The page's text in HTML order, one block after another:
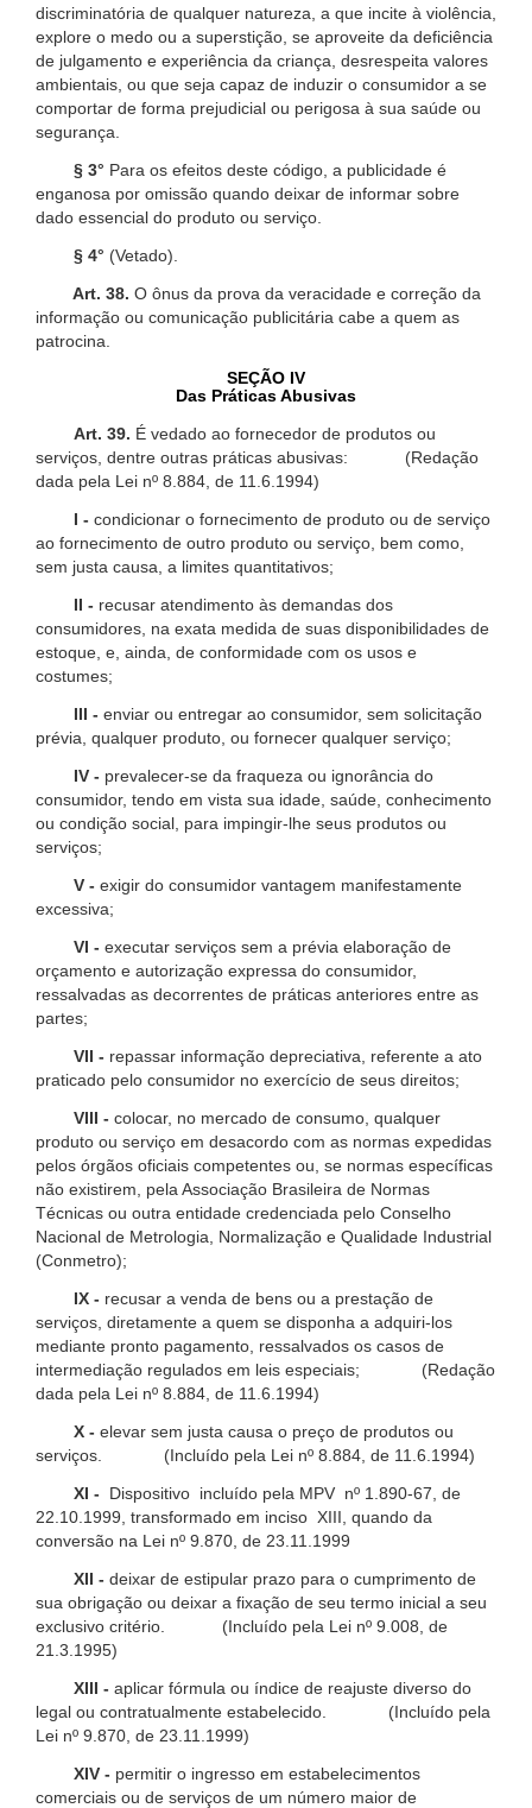
discriminatória de qualquer natureza, a que incite à violência,
explore o medo ou a superstição, se aproveite da deficiência
de julgamento e experiência da criança, desrespeita valores
ambientais, ou que seja capaz de induzir o consumidor a se
comportar de forma prejudicial ou perigosa à sua saúde ou
segurança.
§ 3° Para os efeitos deste código, a publicidade é
enganosa por omissão quando deixar de informar sobre
dado essencial do produto ou serviço.
§ 4° (Vetado).
Art. 38. O ônus da prova da veracidade e correção da
informação ou comunicação publicitária cabe a quem as
patrocina.
SEÇÃO IV
Das Práticas Abusivas
Art. 39. É vedado ao fornecedor de produtos ou
serviços, dentre outras práticas abusivas: (Redação
dada pela Lei nº 8.884, de 11.6.1994)
I - condicionar o fornecimento de produto ou de serviço
ao fornecimento de outro produto ou serviço, bem como,
sem justa causa, a limites quantitativos;
II - recusar atendimento às demandas dos
consumidores, na exata medida de suas disponibilidades de
estoque, e, ainda, de conformidade com os usos e
costumes;
III - enviar ou entregar ao consumidor, sem solicitação
prévia, qualquer produto, ou fornecer qualquer serviço;
IV - prevalecer-se da fraqueza ou ignorância do
consumidor, tendo em vista sua idade, saúde, conhecimento
ou condição social, para impingir-lhe seus produtos ou
serviços;
V - exigir do consumidor vantagem manifestamente
excessiva;
VI - executar serviços sem a prévia elaboração de
orçamento e autorização expressa do consumidor,
ressalvadas as decorrentes de práticas anteriores entre as
partes;
VII - repassar informação depreciativa, referente a ato
praticado pelo consumidor no exercício de seus direitos;
VIII - colocar, no mercado de consumo, qualquer
produto ou serviço em desacordo com as normas expedidas
pelos órgãos oficiais competentes ou, se normas específicas
não existirem, pela Associação Brasileira de Normas
Técnicas ou outra entidade credenciada pelo Conselho
Nacional de Metrologia, Normalização e Qualidade Industrial
(Conmetro);
IX - recusar a venda de bens ou a prestação de
serviços, diretamente a quem se disponha a adquiri-los
mediante pronto pagamento, ressalvados os casos de
intermediação regulados em leis especiais; (Redação
dada pela Lei nº 8.884, de 11.6.1994)
X - elevar sem justa causa o preço de produtos ou
serviços. (Incluído pela Lei nº 8.884, de 11.6.1994)
XI -
Dispositivo incluído pela MPV nº 1.890-67, de
22.10.1999, transformado em inciso XIII, quando da
conversão na Lei nº 9.870, de 23.11.1999
XII - deixar de estipular prazo para o cumprimento de
sua obrigação ou deixar a fixação de seu termo inicial a seu
exclusivo critério. (Incluído pela Lei nº 9.008, de
21.3.1995)
XIII - aplicar fórmula ou índice de reajuste diverso do
legal ou contratualmente estabelecido. (Incluído pela
Lei nº 9.870, de 23.11.1999)
XIV - permitir o ingresso em estabelecimentos
comerciais ou de serviços de um número maior de